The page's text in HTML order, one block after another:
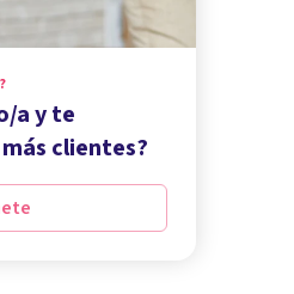
a y te
clientes?